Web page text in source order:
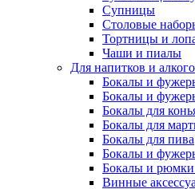
Супницы
Столовые
Тортницы и
Чаши и пиалы
Для напитков и
Бокалы и
Бокалы и
Бокалы для
Бокалы для
Бокалы для пива
Бокалы и
Бокалы и рюмки
Винные